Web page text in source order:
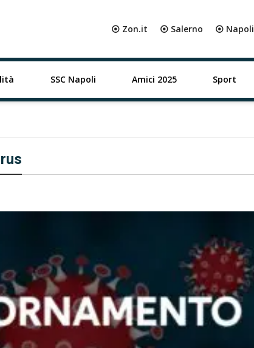
⦿ Zon.it ⦿ Salerno ⦿ Napoli
SSC Napoli Amici 2025 Sport